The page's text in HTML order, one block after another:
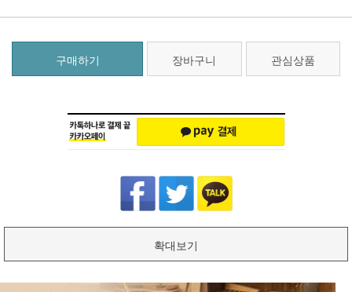
구매하기 장바구니 관심상품
확대보기